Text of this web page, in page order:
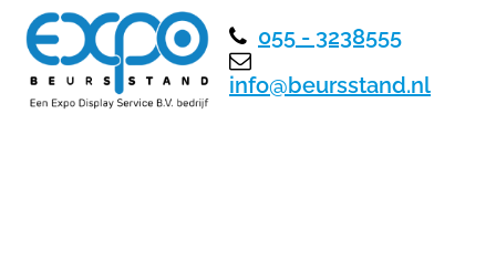
055 - 3238555
info@beursstand.nl